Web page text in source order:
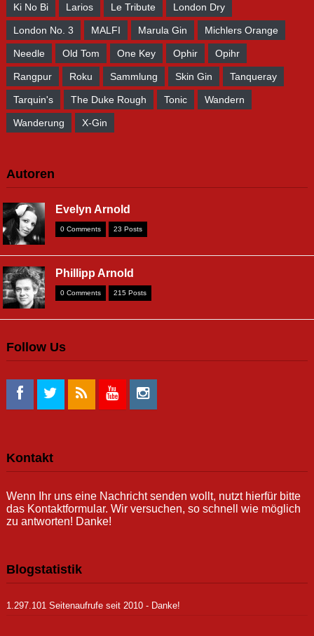
Ki No Bi Larios Le Tribute London Dry
London No. 3 MALFI Marula Gin Michlers Orange
Needle Old Tom One Key Ophir Opihr
Rangpur Roku Sammlung Skin Gin Tanqueray
Tarquin's The Duke Rough Tonic Wandern
Wanderung X-Gin
Autoren
Evelyn Arnold
0 Comments 23 Posts
Phillipp Arnold
0 Comments 215 Posts
Follow Us
Kontakt
Wenn Ihr uns eine Nachricht senden wollt, nutzt hierfür bitte
das Kontaktformular. Wir versuchen, so schnell wie möglich
zu antworten! Danke!
Blogstatistik
1.297.101 Seitenaufrufe seit 2010 - Danke!